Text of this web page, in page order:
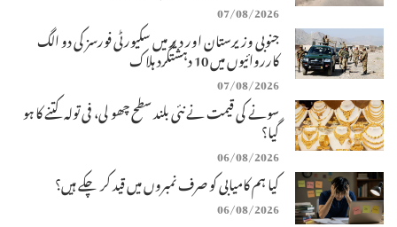
07/08/2026
جنوبی وزیرستان اور دیر میں سکیورٹی فورسز کی دو الگ
کارروائیوں میں 10 دہشتگرد ہلاک
07/08/2026
سونے کی قیمت نے نئی بلند سطح چھو لی، فی تولہ کتنے کا ہو
گیا؟
06/08/2026
کیا ہم کامیابی کو صرف نمبروں میں قید کر چکے ہیں؟
06/08/2026